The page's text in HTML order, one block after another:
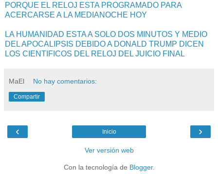
PORQUE EL RELOJ ESTA PROGRAMADO PARA
ACERCARSE A LA MEDIANOCHE HOY
LA HUMANIDAD ESTA A SOLO DOS MINUTOS Y MEDIO
DEL APOCALIPSIS DEBIDO A DONALD TRUMP DICEN
LOS CIENTIFICOS DEL RELOJ DEL JUICIO FINAL
MaEl No hay comentarios:
Compartir
‹ ›
Inicio
Ver versión web
Con la tecnología de Blogger.